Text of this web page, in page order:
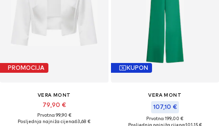
PROMOCIJA
VERA MONT
79,90 €
Prvotno: 99,90 €
Posljednja najniža cijena:63,68 €
KUPON
VERA MONT
107,10 €
Prvotno: 199,00 €
Posljednja najniža cijena:101,15 €